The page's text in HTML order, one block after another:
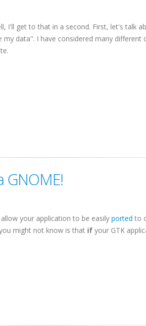
I'll get to that in a second. First, let's talk
data". I have considered many different
GNOME!
your application to be easily ported to
might not know is that if your GTK